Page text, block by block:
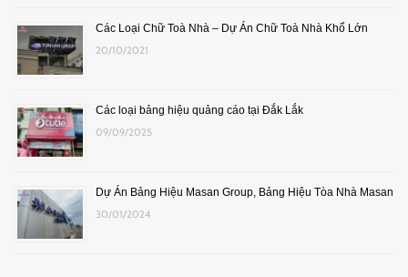
Các Loại Chữ Toà Nhà – Dự Án Chữ Toà Nhà Khổ Lớn
20/10/2021
Các loại bảng hiệu quảng cáo tại Đắk Lắk
09/09/2025
Dự Án Bảng Hiệu Masan Group, Bảng Hiệu Tòa Nhà Masan
30/01/2024